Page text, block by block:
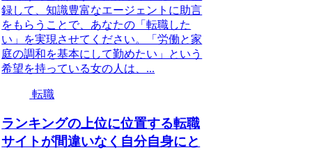
録して、知識豊富なエージェントに助言
をもらうことで、あなたの「転職した
い」を実現させてください。「労働と家
庭の調和を基本にして勤めたい」という
希望を持っている女の人は、...
転職
ランキングの上位に位置する転職
サイトが間違いなく自分自身にと